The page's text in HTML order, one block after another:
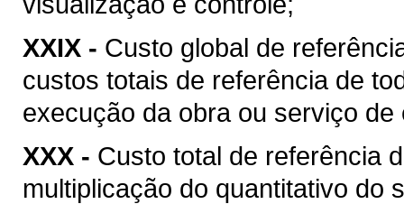
XXIX - Custo global de
custos totais de referência de
execução da obra ou serviço
XXX - Custo total de referência
multiplicação do quantitativo do